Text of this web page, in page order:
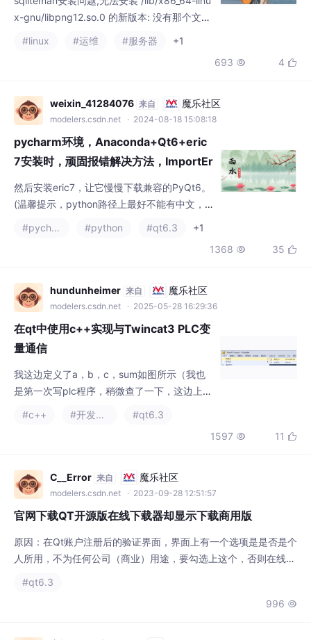
weixin_41284076 来自 魔乐社区
modelers.csdn.net · 2024-08-18 15:08:18
ror: DLL load failed while importing
Qsci: 找不到指定的程序
然后安装eric7，让它慢慢下载兼容的PyQt6。
(温馨提示，python路径上最好不能有中文，
不然也有可能会报错)因为安装eric7时，会自
动下载安装兼容匹配的Qt6，所以卸载Qt6，
让eric自动寻找匹配的版本。因为先安装了镜
像Qt6（非最新版版本），然后官网下载了最
新的 eric7.24.8。安装eric时，所要求的Qt6与
题依旧，报错没有任何变
#pycharm #python #qt6.3
+1
1368  35 
hundunheimer 来自 魔乐社区
modelers.csdn.net · 2025-05-28 16:29:36
我这边定义了a，b，c，sum如图所示（我也
是第一次写plc程序，稍微查了一下，这边上下
两部分，上面是初始化变量区域，下面是逻辑
运算区域），自己写入a，b，c的值，最后相
加得到sum，右键点击你的plc文件名，再点击
生成，编译完之后点击上方activate configura
tion，跳出提示框一直点ok/是，进入run mod
#c++ #开发语言
#qt6.3
1597  11 
C__Error 来自 魔乐社区
modelers.csdn.net · 2023-09-28 12:51:57
官网下载QT开源版在线下载器却显示下载商用版
人所用，不为任何公司（商业）用途，要勾选上这个，否则在线下
载器界面下载时就会是商业版，勾选上后才会是开源版。
#qt6.3
音视频开发老舅 来自 魔乐社区
modelers.csdn.net